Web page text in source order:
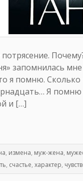
запомнилась мне
я помню.
Я помню
и […]
, измена, муж-жена,
, счастье, характер,